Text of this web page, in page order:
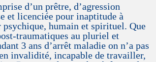
d’un prêtre, d’agression
et licenciée pour inaptitude à
humain et spirituel. Que
traumatiques au pluriel et
3 ans d’arrêt maladie on n’a pas
invalidité, incapable de travailler,